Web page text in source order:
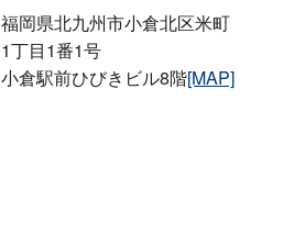
福岡県北九州市小倉北区米町
1丁目1番1号
小倉駅前ひびきビル8階[MAP]